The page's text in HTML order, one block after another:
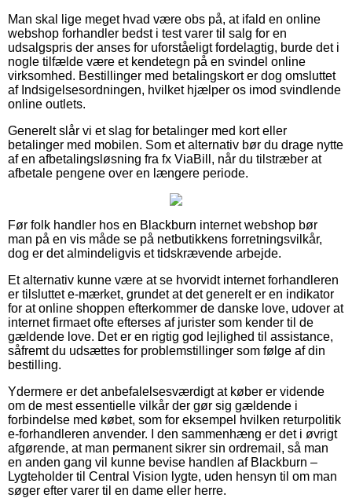
Man skal lige meget hvad være obs på, at ifald en online
webshop forhandler bedst i test varer til salg for en
udsalgspris der anses for uforståeligt fordelagtig, burde det i
nogle tilfælde være et kendetegn på en svindel online
virksomhed. Bestillinger med betalingskort er dog omsluttet
af Indsigelsesordningen, hvilket hjælper os imod svindlende
online outlets.
Generelt slår vi et slag for betalinger med kort eller
betalinger med mobilen. Som et alternativ bør du drage nytte
af en afbetalingsløsning fra fx ViaBill, når du tilstræber at
afbetale pengene over en længere periode.
Før folk handler hos en Blackburn internet webshop bør
man på en vis måde se på netbutikkens forretningsvilkår,
dog er det almindeligvis et tidskrævende arbejde.
Et alternativ kunne være at se hvorvidt internet forhandleren
er tilsluttet e-mærket, grundet at det generelt er en indikator
for at online shoppen efterkommer de danske love, udover at
internet firmaet ofte efterses af jurister som kender til de
gældende love. Det er en rigtig god lejlighed til assistance,
såfremt du udsættes for problemstillinger som følge af din
bestilling.
Ydermere er det anbefalelsesværdigt at køber er vidende
om de mest essentielle vilkår der gør sig gældende i
forbindelse med købet, som for eksempel hvilken returpolitik
e-forhandleren anvender. I den sammenhæng er det i øvrigt
afgørende, at man permanent sikrer sin ordremail, så man
en anden gang vil kunne bevise handlen af Blackburn –
Lygteholder til Central Vision lygte, uden hensyn til om man
søger efter varer til en dame eller herre.